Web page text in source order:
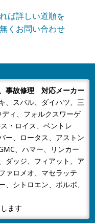
でとなりますご不便
下さい。
別のお引き立てをい
会社ボデーショップ
厚くお礼申し上げま
では、誠に勝手なが
でとなりますご不
赦下さい。
ば詳しい道順を
くお問い合わせ
事故修理 対応メーカー
、スバル、ダイハツ、三
ィ、フォルクスワーゲ
・ロイス、ベントレ
ー、ロータス、アストン
、ハマー、リンカー
ダッジ、フィアット、ア
ァロメオ、マセラッテ
シトロエン、ボルボ、
ます